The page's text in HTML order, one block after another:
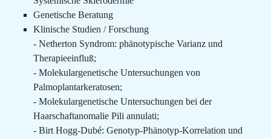
Genetische Beratung
Klinische Studien / Forschung
- Netherton Syndrom: phänotypische Varianz und
Therapieeinfluß;
- Molekulargenetische Untersuchungen von
Palmoplantarkeratosen;
- Molekulargenetische Untersuchungen bei der
Haarschaftanomalie Pili annulati;
- Birt Hogg-Dubé: Genotyp-Phänotyp-Korrelation und